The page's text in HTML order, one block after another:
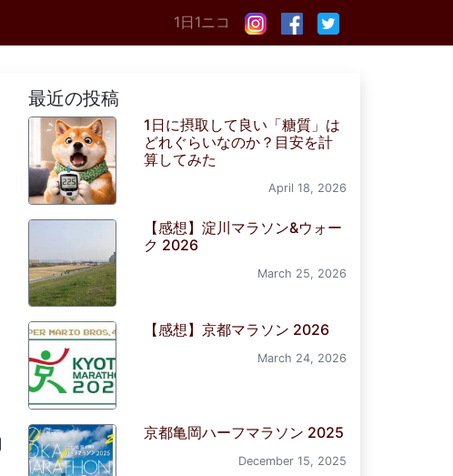
1日1ニコ
最近の投稿
1日に摂取して良い「糖質」は
どれぐらいなのか？目安を計
算してみた
April 18, 2026
【感想】淀川マラソン&ウォー
ク 2026
March 25, 2026
【感想】京都マラソン 2026
March 24, 2026
京都亀岡ハーフマラソン 2025
December 15, 2025